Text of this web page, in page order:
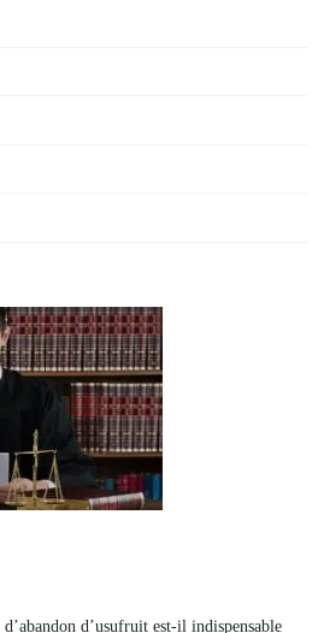
d’usufruit est-il indispensable